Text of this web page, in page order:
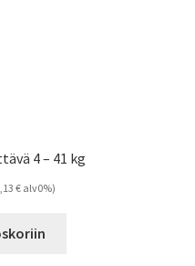
4 – 41 kg
€alv0%)